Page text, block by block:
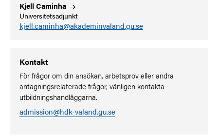
KjellCaminha
Universitetsadjunkt
kjell.caminha@akademinvaland.gu.se
Kontakt
För frågor om din ansökan, arbetsprov eller andra
antagningsrelaterade frågor, vänligen kontakta
utbildningshandläggarna.
admission@hdk-valand.gu.se